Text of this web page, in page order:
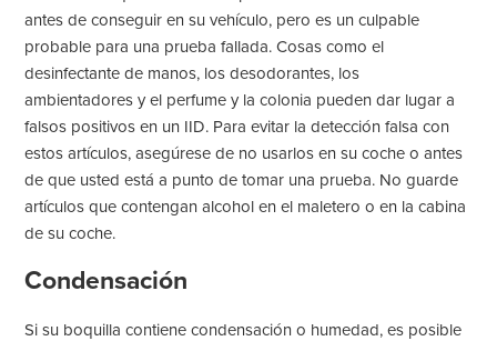
antes de conseguir en su vehículo, pero es un culpable
probable para una prueba fallada. Cosas como el
desinfectante de manos, los desodorantes, los
ambientadores y el perfume y la colonia pueden dar lugar a
falsos positivos en un IID. Para evitar la detección falsa con
estos artículos, asegúrese de no usarlos en su coche o antes
de que usted está a punto de tomar una prueba. No guarde
artículos que contengan alcohol en el maletero o en la cabina
de su coche.
Condensación
Si su boquilla contiene condensación o humedad, es posible